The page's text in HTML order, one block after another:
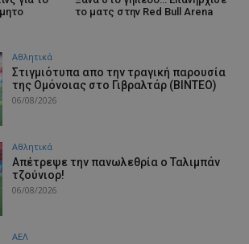
το ματς στην Red Bull Arena
Αθλητικά
Στιγμιότυπα απο την τραγική παρουσία
της Ομόνοιας στο Γιβραλτάρ (ΒΙΝΤΕΟ)
06/08/2026
Αθλητικά
Aπέτρεψε την πανωλεθρία ο Ταλιμπάν
τζούνιορ!
06/08/2026
ΑΕΛ